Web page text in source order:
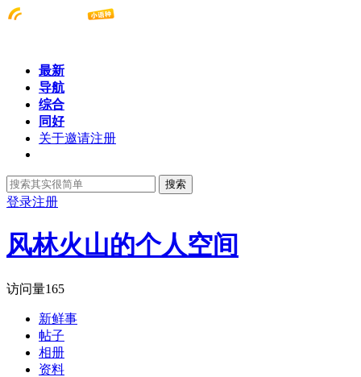
最新
导航
综合
同好
关于邀请注册
搜索
登录注册
风林火山的个人空间
访问量165
新鲜事
帖子
相册
资料